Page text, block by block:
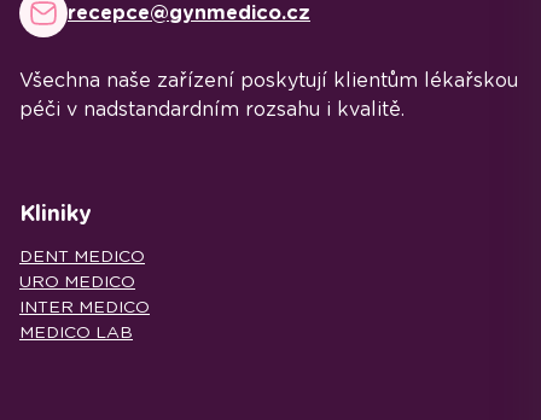
recepce@gynmedico.cz
Všechna naše zařízení poskytují klientům lékařskou
péči v nadstandardním rozsahu i kvalitě.
Kliniky
DENT MEDICO
URO MEDICO
INTER MEDICO
MEDICO LAB